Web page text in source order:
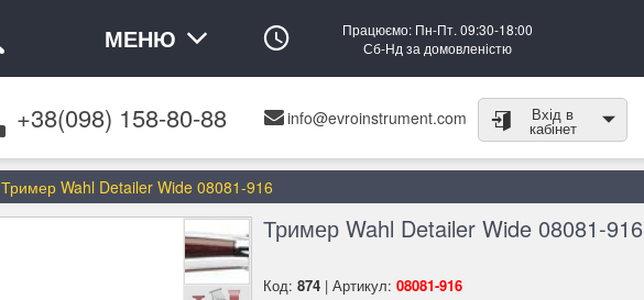
МЕНЮ
Працюємо: Пн-Пт. 09:30-18:00
Сб-Нд за домовленістю
+38(098) 158-80-88 info@evroinstrument.com Вхід в
кабінет
Тример Wahl Detailer Wide 08081-916
Тример Wahl Detailer Wide 08081-916
Код: 874 | Артикул: 08081-916